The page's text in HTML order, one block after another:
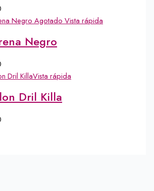
Agotado Vista rápida
Negro
Vista rápida
Dril Killa